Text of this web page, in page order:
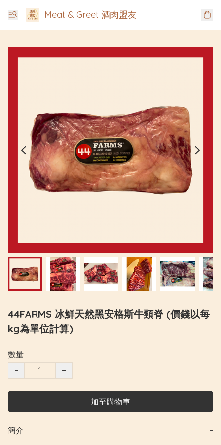
Meat & Greet 酒肉盟友
44FARMS 冰鮮天然黑安格斯牛頸脊 (價錢以每
kg為單位計算)
數量
−
+
加至購物車
簡介 −